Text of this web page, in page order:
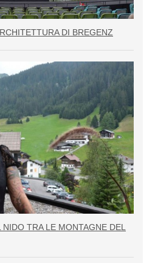
DI BREGENZ
TRA LE MONTAGNE DEL